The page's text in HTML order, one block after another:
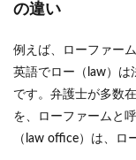
の違い
例えば、ローファー
英語でロー（law）は
です。弁護士が多数
を、ローファームと
（law office）は、ロ